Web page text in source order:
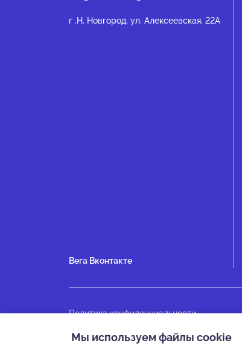
г .Н. Новгород, ул. Алексеевская, 22А
Вега Вконтакте
Политика конфиденциальности
Мы используем файлы cookie